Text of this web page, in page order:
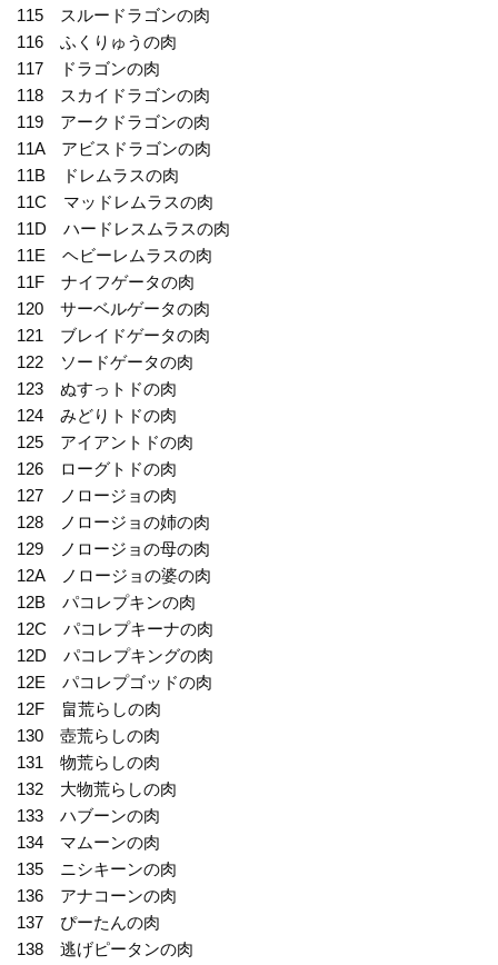
115 スルードラゴンの肉
116 ふくりゅうの肉
117 ドラゴンの肉
118 スカイドラゴンの肉
119 アークドラゴンの肉
11A アビスドラゴンの肉
11B ドレムラスの肉
11C マッドレムラスの肉
11D ハードレスムラスの肉
11E ヘビーレムラスの肉
11F ナイフゲータの肉
120 サーベルゲータの肉
121 ブレイドゲータの肉
122 ソードゲータの肉
123 ぬすっトドの肉
124 みどりトドの肉
125 アイアントドの肉
126 ローグトドの肉
127 ノロージョの肉
128 ノロージョの姉の肉
129 ノロージョの母の肉
12A ノロージョの婆の肉
12B パコレプキンの肉
12C パコレプキーナの肉
12D パコレプキングの肉
12E パコレプゴッドの肉
12F 畠荒らしの肉
130 壺荒らしの肉
131 物荒らしの肉
132 大物荒らしの肉
133 ハブーンの肉
134 マムーンの肉
135 ニシキーンの肉
136 アナコーンの肉
137 ぴーたんの肉
138 逃げピータンの肉